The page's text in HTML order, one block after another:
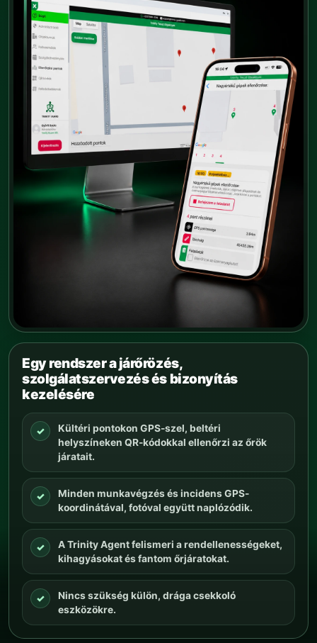
Egy rendszer a járőrözés,
szolgálatszervezés és bizonyítás
kezelésére
✓
Kültéri pontokon GPS-szel, beltéri
helyszíneken QR-kódokkal ellenőrzi az őrök
járatait.
✓
Minden munkavégzés és incidens GPS-
koordinátával, fotóval együtt naplózódik.
✓
A Trinity Agent felismeri a rendellenességeket,
kihagyásokat és fantom őrjáratokat.
✓
Nincs szükség külön, drága csekkoló
eszközökre.